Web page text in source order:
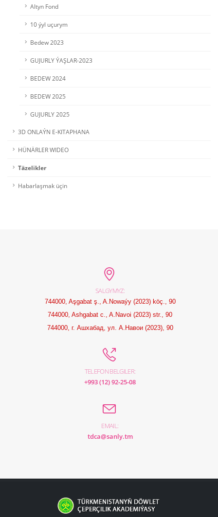
Altyn Fond
10 ýyl uçurym
Bedew 2023
GUJURLY ÝAŞLAR-2023
BEDEW 2024
BEDEW 2025
GUJURLY 2025
3D ONLAÝN E-KITAPHANA
HÜNÄRLER WIDEO
Täzelikler
Habarlaşmak üçin
SALGYMYZ:
744000, Aşgabat ş., A.Nowaýy (2023) köç., 90
744000, Ashgabat c., A.Navoi (2023) str., 90
744000, г. Ашхабад, ул. А.Навои (2023), 90
TELEFON BELGILER:
+993 (12) 92-25-08
EMAIL:
tdca@sanly.tm